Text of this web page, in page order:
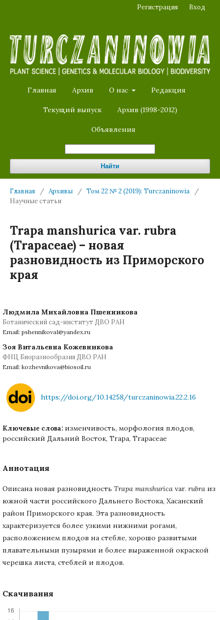
Главная Архив О нас Редакция
Текущий выпуск Архив (1998-2012)
Объявления
Найти
Регистрация Вход
Главная / Архивы / Том 22 № 2 (2019): Turczaninowia
/
Научные статьи
Trapa manshurica var. rubra
(Trapaceae) – новая
разновидность из Приморского
края
Людмила Михайловна Пшенникова
Ботанический сад-институт ДВО РАН
Email: pshennikova1@yandex.ru
Зоя Витальевна Кожевникова
ФНЦ Биоразнообразия ДВО РАН
Email: kozhevnikova@biosoil.ru
https://doi.org/10.14258/turczaninowia.22.2.16
Ключевые слова: изменчивость, морфология плодов,
российский Дальний Восток, Trapa, Trapaceae
Аннотация
Описана новая разновидность Trapa manshurica var. rubra из
южной части российского Дальнего Востока, Хасанский
район Приморского края. Эта разновидность
характеризуется более узкими нижними рогами,
расположением плодов на стебле, хорошо развитыми
плавательными пузырями и более выраженной окраской
черешка листа, стеблей и плодов.
Скачивания